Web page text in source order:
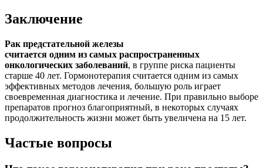
Заключение
Рак предстательной железы
считается одним из самых распространенных
онкологических заболеваний, в группе риска пациенты
старше 40 лет. Гормонотерапия считается одним из самых
эффективных методов лечения, большую роль играет
своевременная диагностика и лечение. При правильно выборе
препаратов прогноз благоприятный, в некоторых случаях
продолжительность жизни может быть увеличена на 15 лет.
Частые вопросы